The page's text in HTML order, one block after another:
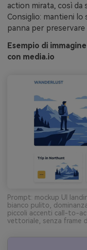
action mirata, così da
Consiglio: mantieni
panna per
Esempio di
con media.io
Prompt: mockup UI
bianco pulito,
piccoli accenti call-to-
vettoriale, senza frame